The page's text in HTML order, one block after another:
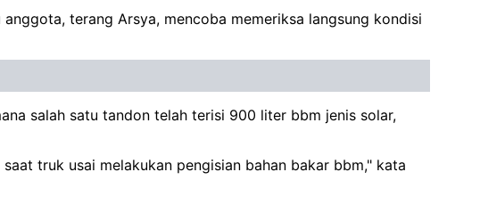
terang Arsya, mencoba memeriksa langsung kondisi
salah satu tandon telah terisi 900 liter bbm jenis solar,
truk usai melakukan pengisian bahan bakar bbm," kata